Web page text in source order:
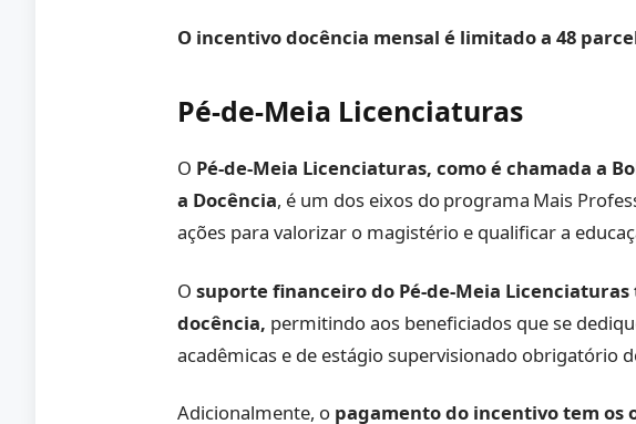
O incentivo docência mensal é limitado a 48
Pé-de-Meia Licenciaturas
O Pé-de-Meia Licenciaturas, como é chamada a
a Docência, é um dos eixos do programa Mais
ações para valorizar o magistério e qualificar a
Osuporte financeiro do Pé-de-Meia
docência, permitindo aos beneficiados que se
acadêmicas e de estágio supervisionado obrigatório
Adicionalmente, o pagamento do incentivo tem os